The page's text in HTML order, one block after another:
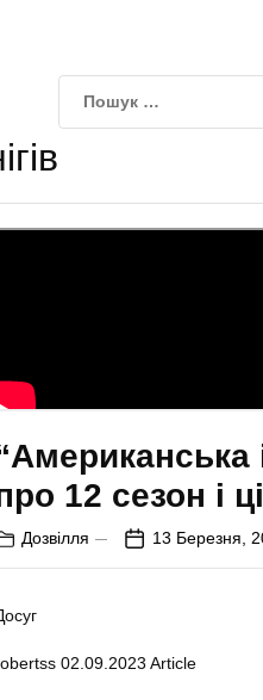
12 сезон і
Дозвілля 13 Березня,
02.09.2023 Article